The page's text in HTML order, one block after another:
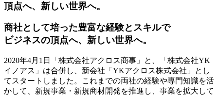
頂点へ、新しい世界へ。
商社として培った豊富な経験とスキルで
ビジネスの頂点へ、新しい世界へ。
2020年4月1日「株式会社アクロス商事」と、「株式会社YK
イノアス」は合併し、新会社「YKアクロス株式会社」とし
てスタートしました。これまでの両社の経験や専門知識を活
かして、新規事業・新規商材開発を推進し、事業を拡大して